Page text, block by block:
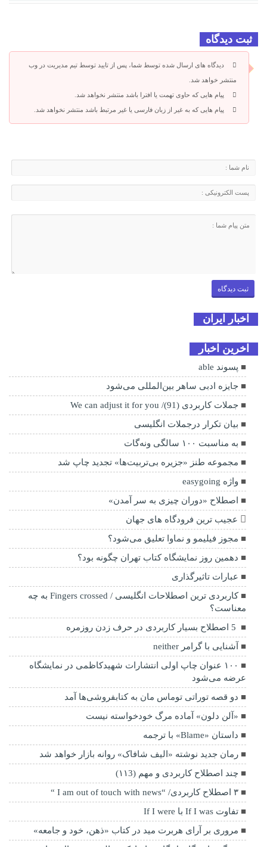
ثبت دیدگاه
دیدگاه های ارسال شده توسط شما، پس از تایید توسط تیم مدیریت در وب
منتشر خواهد شد.
پیام هایی که حاوی تهمت یا افترا باشد منتشر نخواهد شد.
پیام هایی که به غیر از زبان فارسی یا غیر مرتبط باشد منتشر نخواهد شد.
اخبار ایران
اخرین اخبار
پسوند able
جایزه ادبی ساهر بین‌المللی می‌شود
جملات کاربردی (91)/ We can adjust it for you
بیان تکرار درجملات انگلیسی
به مناسبت ۱۰۰ سالگی ونه‌گات
مجموعه طنز «جزیره‌ بی‌تربیت‌ها» تجدید چاپ شد
واژه easygoing
اصطلاح «دوران چیزی به سر آمدن»
عجیب ترین فرودگاه های جهان
مجوز فیلیمو و نماوا تعلیق می‌شود؟‌
دهمین روز نمایشگاه کتاب تهران چگونه بود؟
عبارات تاثیرگذاری
کاربردی ترین اصطلاحات انگلیسی / Fingers crossed به چه
معناست؟
آشنایی با گرامر neither
۱۰۰ عنوان چاپ اولی انتشارات شهیدکاظمی در نمایشگاه
عرضه می‌شود
دو قصه توراتی توماس مان به کتابفروشی‌ها آمد
«آلن دلون» آماده مرگ خودخواسته نیست
داستان «Blame» با ترجمه
رمان جدید نوشته «الیف شافاک» روانه بازار خواهد شد
چند اصطلاح کاربردی و مهم (۱۱3)
۳ اصطلاح کاربردی/ “I am out of touch with news “
تفاوت If I was با If I were
مروری بر آرای هربرت مید در کتاب «ذهن، خود و جامعه»